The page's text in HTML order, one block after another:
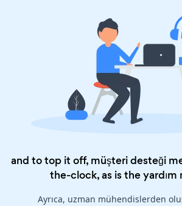
and to top it off, müşteri desteği
the-clock, as is theyardım
Ayrıca, uzman mühendislerden